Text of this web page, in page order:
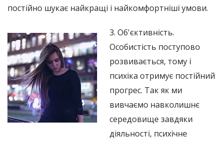
постійно шукає найкращі і найкомфортніші умови.
3. Об'єктивність.
Особистість поступово
розвивається, тому і
психіка отримує постійний
прогрес. Так як ми
вивчаємо навколишнє
середовище завдяки
діяльності, психічне